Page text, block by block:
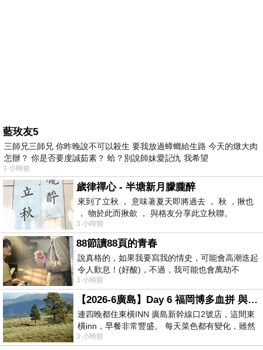
藍玫友5
三師兄三師兄 你昨晚說不可以殺生 要我放過蟑螂給生路 今天的燉大肉
怎辦？ 你是否要虔誠茹素？ 蛤？別說師妹愛記仇 我希望
3 小時前
歲律禪心 - 半塘新月朦朧醉
來到了立秋 ， 意味著夏天即將過去 ， 秋 ，揪也
， 物於此而揪歛 ， 與格友分享此立秋聯。
3 小時前
88節讀88頁的青春
說真格的，如果我要寫我的情史，可能會高潮迭起
令人歎息！(好酸)，不過，我可能也會萬劫不
復...，每天跪鍵盤還是被判了花心的罪
3 小時前
【2026-6廣島】Day 6 福岡博多血拼 與機場接送少年司機深夜對談
連四晚都住東橫INN 廣島新幹線口2號店，這間東
橫inn，早餐非常豐盛。 每天菜色都有變化，雖然
看到工作人員拿出料理包加熱，但
3 小時前